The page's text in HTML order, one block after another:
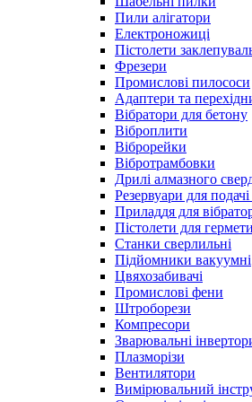
Пили алігатори
Електроножиці
Пістолети
Фрезери
Промислові пилососи
Адаптери та
Вібратори для бетону
Віброплити
Віброрейки
Вібротрамбовки
Дрилі алмазного
Резервуари для
Приладдя для
Пістолети для
Станки сверлильні
Підйомники вакуумні
Цвяхозабивачі
Промислові фени
Штроборези
Компресори
Зварювальні
Плазморізи
Вентилятори
Вимірювальний